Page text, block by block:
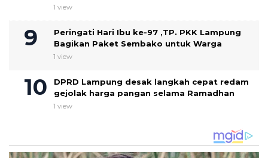
1 view
Peringati Hari Ibu ke-97 ,TP. PKK Lampung
Bagikan Paket Sembako untuk Warga
1 view
DPRD Lampung desak langkah cepat redam
gejolak harga pangan selama Ramadhan
1 view